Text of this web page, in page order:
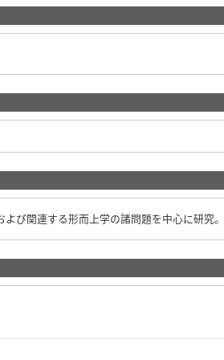
び関連する形而上学の諸問題を中心に研究。